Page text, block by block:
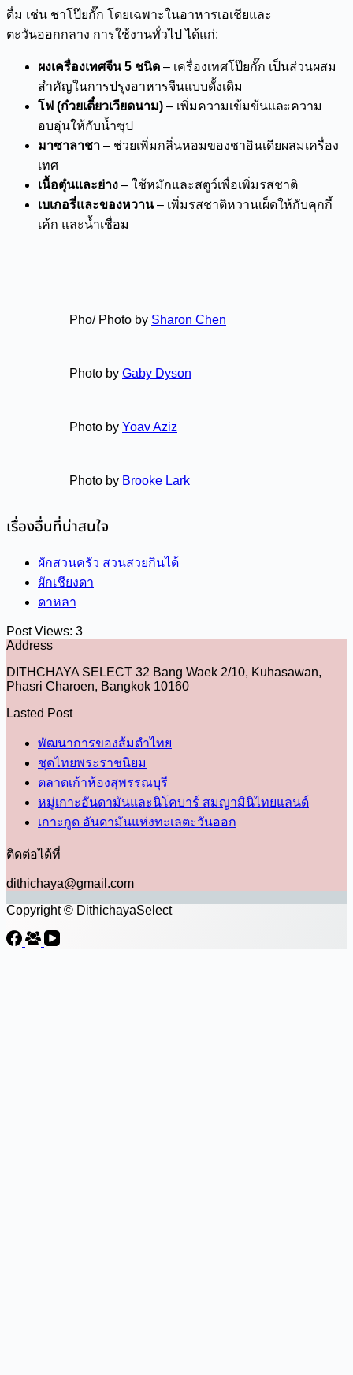
ดื่ม เช่น ชาโป๊ยกั๊ก โดยเฉพาะในอาหารเอเชียและ
ตะวันออกกลาง การใช้งานทั่วไป ได้แก่:
ผงเครื่องเทศจีน 5 ชนิด – เครื่องเทศโป๊ยกั๊ก เป็นส่วนผสม
สำคัญในการปรุงอาหารจีนแบบดั้งเดิม
โฟ (ก๋วยเตี๋ยวเวียดนาม) – เพิ่มความเข้มข้นและความ
อบอุ่นให้กับน้ำซุป
มาซาลาชา – ช่วยเพิ่มกลิ่นหอมของชาอินเดียผสมเครื่อง
เทศ
เนื้อตุ๋นและย่าง – ใช้หมักและสตูว์เพื่อเพิ่มรสชาติ
เบเกอรี่และของหวาน– เพิ่มรสชาติหวานเผ็ดให้กับคุกกี้
เค้ก และน้ำเชื่อม
Pho/ Photo by Sharon Chen
Photo by Gaby Dyson
Photo by Yoav Aziz
Photo by Brooke Lark
เรื่องอื่นที่น่าสนใจ
ผักสวนครัว สวนสวยกินได้
ผักเชียงดา
ดาหลา
Post Views: 3
Address
DITHCHAYA SELECT 32 Bang Waek 2/10, Kuhasawan,
Phasri Charoen, Bangkok 10160
Lasted Post
พัฒนาการของส้มตำไทย
ชุดไทยพระราชนิยม
ตลาดเก้าห้องสุพรรณบุรี
หมู่เกาะอันดามันและนิโคบาร์ สมญามินิไทยแลนด์
เกาะกูด อันดามันแห่งทะเลตะวันออก
ติดต่อได้ที่
dithichaya@gmail.com
Copyright © DithichayaSelect